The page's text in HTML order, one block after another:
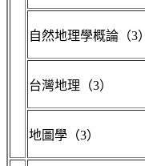
自然地理學概論（3）
台灣地理（3）
地圖學（3）